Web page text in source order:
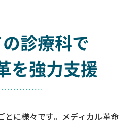
診療科で
を強力支援
とに様々です。メディカル革命